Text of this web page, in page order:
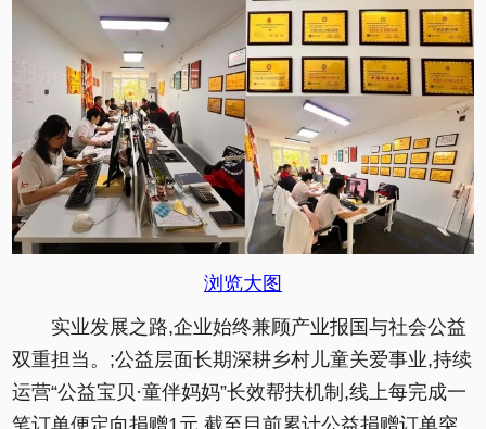
浏览大图
实业发展之路,企业始终兼顾产业报国与社会公益
双重担当。;公益层面长期深耕乡村儿童关爱事业,持续
运营“公益宝贝·童伴妈妈”长效帮扶机制,线上每完成一
笔订单便定向捐赠1元,截至目前累计公益捐赠订单突